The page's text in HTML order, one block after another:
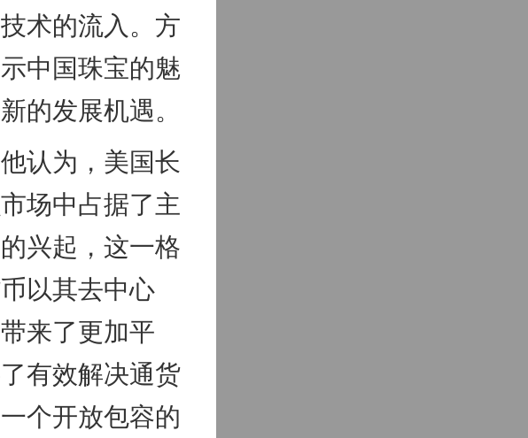
术的流入。方
中国珠宝的魅
的发展机遇。
认为，美国长
场中占据了主
兴起，这一格
以其去中心
来了更加平
有效解决通货
个开放包容的